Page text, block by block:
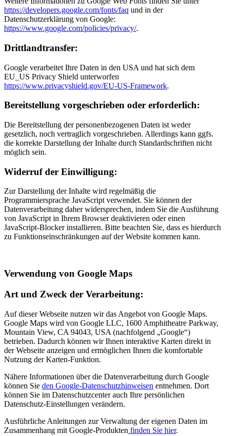
https://developers.google.com/fonts/faq und in der
Datenschutzerklärung von Google:
https://www.google.com/policies/privacy/.
Drittlandtransfer:
Google verarbeitet Ihre Daten in den USA und hat sich dem
EU_US Privacy Shield unterworfen
https://www.privacyshield.gov/EU-US-Framework.
Bereitstellung vorgeschrieben oder erforderlich:
Die Bereitstellung der personenbezogenen Daten ist weder
gesetzlich, noch vertraglich vorgeschrieben. Allerdings kann ggfs.
die korrekte Darstellung der Inhalte durch Standardschriften nicht
möglich sein.
Widerruf der Einwilligung:
Zur Darstellung der Inhalte wird regelmäßig die
Programmiersprache JavaScript verwendet. Sie können der
Datenverarbeitung daher widersprechen, indem Sie die Ausführung
von JavaScript in Ihrem Browser deaktivieren oder einen
JavaScript-Blocker installieren. Bitte beachten Sie, dass es hierdurch
zu Funktionseinschränkungen auf der Website kommen kann.
Verwendung von Google Maps
Art und Zweck der Verarbeitung:
Auf dieser Webseite nutzen wir das Angebot von Google Maps.
Google Maps wird von Google LLC, 1600 Amphitheatre Parkway,
Mountain View, CA 94043, USA (nachfolgend „Google“)
betrieben. Dadurch können wir Ihnen interaktive Karten direkt in
der Webseite anzeigen und ermöglichen Ihnen die komfortable
Nutzung der Karten-Funktion.
Nähere Informationen über die Datenverarbeitung durch Google
können Sie den Google-Datenschutzhinweisen entnehmen. Dort
können Sie im Datenschutzcenter auch Ihre persönlichen
Datenschutz-Einstellungen verändern.
Ausführliche Anleitungen zur Verwaltung der eigenen Daten im
Zusammenhang mit Google-Produkten finden Sie hier.